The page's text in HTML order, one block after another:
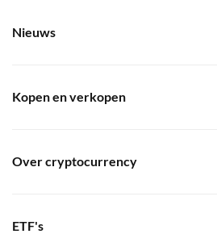
Nieuws
Kopen en verkopen
Over cryptocurrency
ETF's